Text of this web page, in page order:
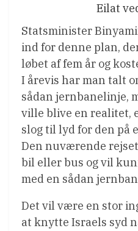
Eilat
Statsminister
ind for denne plan,
løbet af fem år og
I årevis har man talt
sådan jernbanelinje,
ville blive en realitet,
slog til lyd for den på
Den nuværende
bil eller bus og vil
med en sådan
Det vil være en stor
at knytte Israels syd